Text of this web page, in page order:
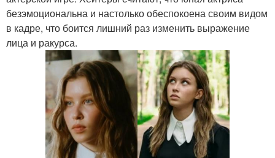
безэмоциональна и настолько обеспокоена своим видом
в кадре, что боится лишний раз изменить выражение
лица и ракурса.